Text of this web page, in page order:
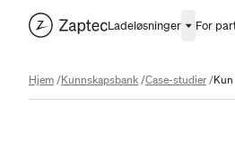
Ladeløsninger For
Hjem/Kunnskapsbank/Case-studier/